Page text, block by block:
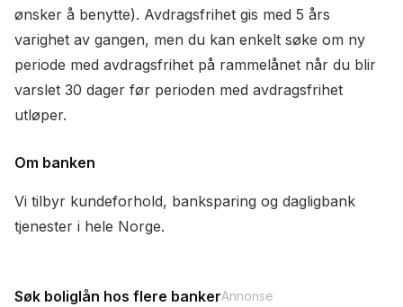
ønsker å benytte). Avdragsfrihet gis med 5 års
varighet av gangen, men du kan enkelt søke om ny
periode med avdragsfrihet på rammelånet når du blir
varslet 30 dager før perioden med avdragsfrihet
utløper.
Om banken
Vi tilbyr kundeforhold, banksparing og dagligbank
tjenester i hele Norge.
Søk boliglån hos flere bankerAnnonse